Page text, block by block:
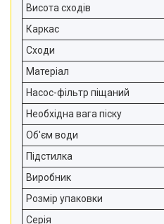
Висота сходів
Каркас
Сходи
Матеріал
Насос-фільтр піщаний
Необхідна вага піску
Об'єм води
Підстилка
Виробник
Розмір упаковки
Серія